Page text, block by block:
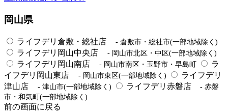
岡山県
ライフデリ倉敷・総社店 - 倉敷市・総社市(一部地域除く)
ライフデリ岡山中央店 - 岡山市北区・中区(一部地域除く)
ライフデリ岡山南店 - 岡山市南区・玉野市・早島町
ラ
イフデリ岡山東店
- 岡山市東区(一部地域除く)
ライフデリ
津山店
- 津山市(一部地域除く) ライフデリ赤磐店
- 赤磐
市・和気町(一部地域除く)
前の画面に戻る